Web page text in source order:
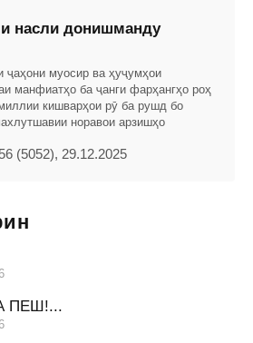
насли донишманду
ҷаҳони муосир ва ҳуҷумҳои
манфиатҳо ба ҷанги фарҳангҳо роҳ
кишварҳои рӯ ба рушд бо
норавои арзишҳо
(5052), 29.12.2025
ПЕШ!...